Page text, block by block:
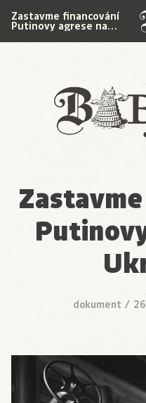
Zastavme financování
Putinovy agrese na…
dokument /